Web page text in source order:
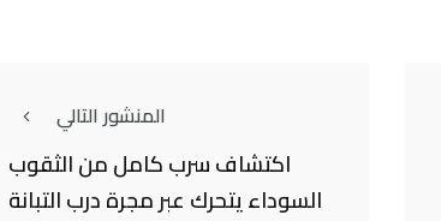
المنشور التالي
اكتشاف سرب كامل من الثقوب
السوداء يتحرك عبر مجرة درب التبانة